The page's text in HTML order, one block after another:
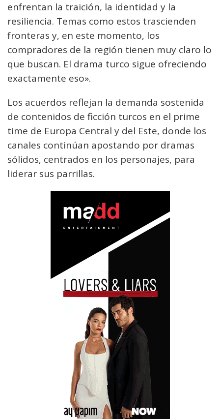
enfrentan la traición, la identidad y la
resiliencia. Temas como estos trascienden
fronteras y, en este momento, los
compradores de la región tienen muy claro lo
que buscan. El drama turco sigue ofreciendo
exactamente eso».
Los acuerdos reflejan la demanda sostenida
de contenidos de ficción turcos en el prime
time de Europa Central y del Este, donde los
canales continúan apostando por dramas
sólidos, centrados en los personajes, para
liderar sus parrillas.